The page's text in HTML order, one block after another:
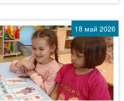
18 май 2026